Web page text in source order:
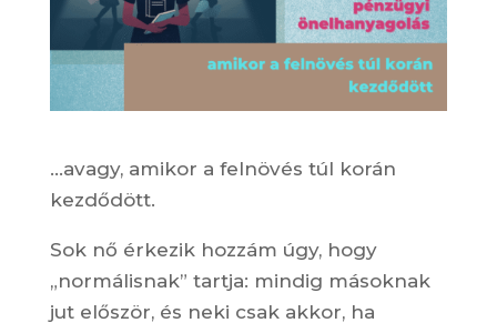
…avagy, amikor a felnövés túl korán
kezdődött.
Sok nő érkezik hozzám úgy, hogy
„normálisnak” tartja: mindig másoknak
jut először, és neki csak akkor, ha